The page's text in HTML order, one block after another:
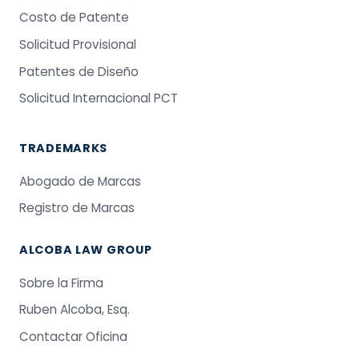
Costo de Patente
Solicitud Provisional
Patentes de Diseño
Solicitud Internacional PCT
TRADEMARKS
Abogado de Marcas
Registro de Marcas
ALCOBA LAW GROUP
Sobre la Firma
Ruben Alcoba, Esq.
Contactar Oficina